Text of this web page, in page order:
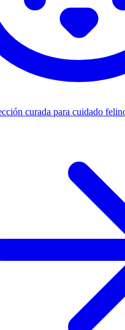
curada para cuidado